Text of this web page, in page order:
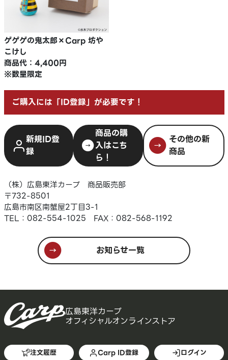
ゲゲゲの鬼太郎×Carp 坊や
こけし
商品代：4,400円
※数量限定
ご購入には「ID登録」が必要です！
新規ID登
録
商品の購
入はこち
ら！
その他の新
商品
（株）広島東洋カープ 商品販売部
〒732-8501
広島市南区南蟹屋2丁目3-1
TEL：082-554-1025 FAX：082-568-1192
お知らせ一覧
広島東洋カープ
オフィシャルオンラインストア
注文履歴 Carp ID登録 ログイン